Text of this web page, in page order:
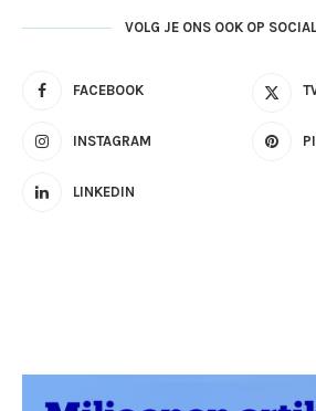
VOLG JE ONS OOK OP
FACEBOOK
INSTAGRAM
LINKEDIN